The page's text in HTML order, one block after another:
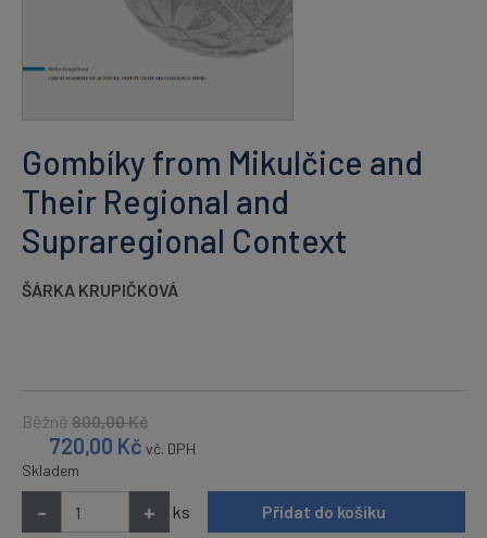
Gombíky from Mikulčice and
Their Regional and
Supraregional Context
ŠÁRKA KRUPIČKOVÁ
Běžně 800,00Kč
720,00 Kč vč. DPH
Skladem
- + ks Přidat do košíku